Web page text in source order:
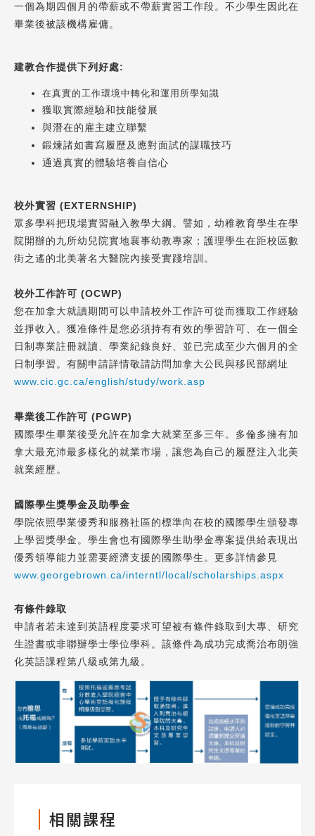
熱門搜尋：
Pathway
一個為期四個月的帶薪或不帶薪實習工作段。不少學生因此在
畢業後被該機構雇傭。
建教合作提供下列好處:
在真實的工作環境中轉化和運用所學知識
獲取實際經驗和技能發展
與潛在的雇主建立聯繫
鍛煉諸如書寫履歷及應對面試的謀職技巧
通過真實的體驗培養自信心
校外實習 (EXTERNSHIP)
眾多學科把現場實習融入教學大綱。譬如，幼稚教育學生在學
院開辦的九所幼兒院實地襄事幼教專家；護理學生在距校區數
街之遙的北美著名大醫院內接受實踐培訓。
校外工作許可 (OCWP)
您在加拿大就讀期間可以申請校外工作許可從而獲取工作經驗
並掙收入。獲准條件是您必須持有有效的學習許可、在一個全
日制專業註冊就讀、學業紀錄良好、並已完成至少六個月的全
日制學習。有關申請詳情敬請訪問加拿大公民與移民部網址
www.cic.gc.ca/english/study/work.asp
畢業後工作許可 (PGWP)
國際學生畢業後受允許在加拿大就業至多三年。多倫多擁有加
拿大最充沛最多樣化的就業市場，讓您為自己的履歷注入北美
就業經歷。
國際學生獎學金及助學金
學院依照學業優秀和服務社區的標準向在校的國際學生頒發專
上學習獎學金。學生會也有國際學生助學金專案提供給表現出
優秀領導能力並需要經濟支援的國際學生。更多詳情參見
www.georgebrown.ca/interntl/local/scholarships.aspx
有條件錄取
申請者若未達到英語程度要求可望被有條件錄取到大專、研究
生證書或非聯辦學士學位學科。該條件為成功完成喬治布朗強
化英語課程第八級或第九級。
相關課程